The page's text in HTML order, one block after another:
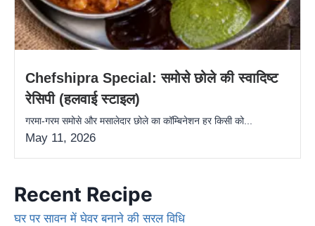
Chefshipra Special: समोसे छोले की स्वादिष्ट
रेसिपी (हलवाई स्टाइल)
गरमा-गरम समोसे और मसालेदार छोले का कॉम्बिनेशन हर किसी को...
May 11, 2026
Recent Recipe
घर पर सावन में घेवर बनाने की सरल विधि